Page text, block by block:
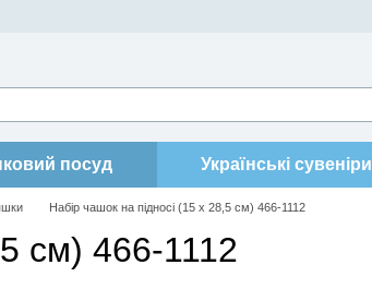
посуд Українські сувеніри
Набір чашок на підносі (15 x 28,5 см) 466-1112
см) 466-1112